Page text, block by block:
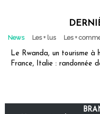
News Les + lus Les +
Le Rwanda, un tourisme à
France, Italie : randonnée